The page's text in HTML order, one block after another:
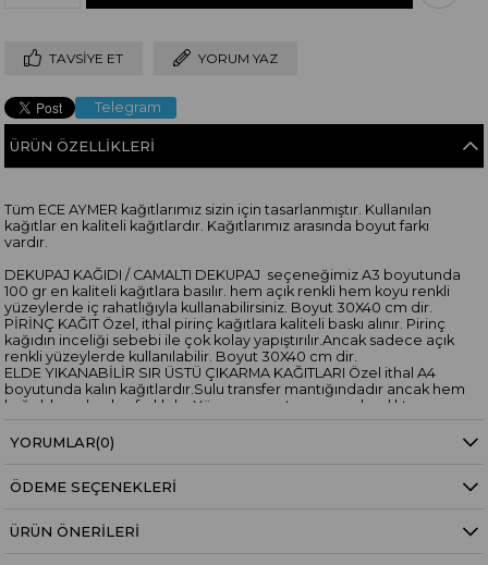
TAVSIYE ET YORUM YAZ
Telegram
ÜRÜN ÖZELLIKLERI
Tüm ECE AYMER kağıtlarımız sizin için tasarlanmıştır. Kullanılan
kağıtlar en kaliteli kağıtlardır. Kağıtlarımız arasında boyut farkı
vardır.
DEKUPAJ KAĞIDI / CAMALTI DEKUPAJ seçeneğimiz A3 boyutunda
100 gr en kaliteli kağıtlara basılır. hem açık renkli hem koyu renkli
yüzeylerde iç rahatlığıyla kullanabilirsiniz. Boyut 30X40 cm dir.
PİRİNÇ KAĞIT Özel, ithal pirinç kağıtlara kaliteli baskı alınır. Pirinç
kağıdın inceliği sebebi ile çok kolay yapıştırılır.Ancak sadece açık
renkli yüzeylerde kullanılabilir. Boyut 30X40 cm dir.
ELDE YIKANABİLİR SIR ÜSTÜ ÇIKARMA KAĞITLARI Özel ithal A4
boyutunda kalın kağıtlardır.Sulu transfer mantığındadır ancak hem
kağıdı hem baskısı farklıdır. Yüzeye yapıştırma uygulandıktan sonra
140 derece ev tipi fırında 40 dakika pişirilerek yüzeye
sabitlenir.Elde yıkamaya elverişli hale gelir. Boyut 30X20 cmdir.
YORUMLAR(0)
ÖDEME SEÇENEKLERI
ÜRÜN ÖNERILERI